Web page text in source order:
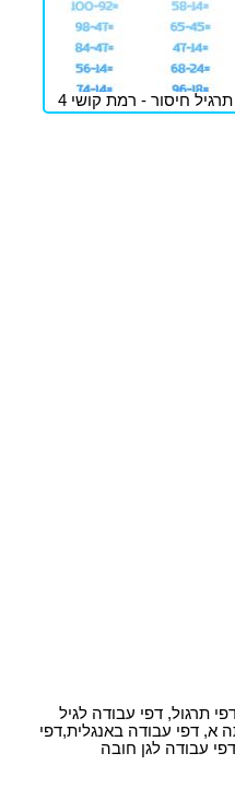
תרגיל חיסור - רמת קושי 4
תרגול, דפי עבודה לגיל
א, דפי עבודה באנגלית,דפי
עבודה לגן חובה